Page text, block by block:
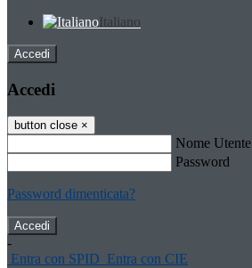
Italiano
Accedi
Accedi
button close ×
Nome Utente
Password
Password dimenticata?
-
Entra con SPID Entra con CIE